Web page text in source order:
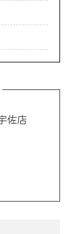
佐店